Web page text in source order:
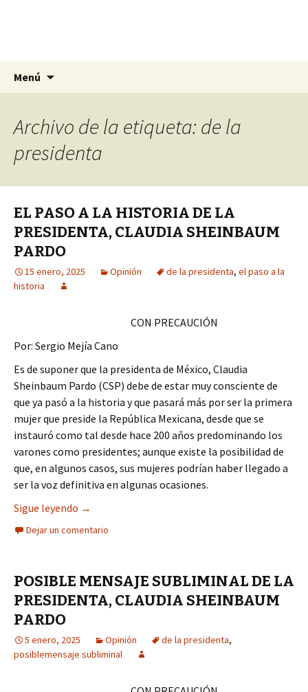
La Yunta de Tepic
La nueva opción en información
Menú
Archivo de la etiqueta: de la
presidenta
EL PASO A LA HISTORIA DE LA
PRESIDENTA, CLAUDIA SHEINBAUM
PARDO
15 enero, 2025 Opinión de la presidenta, el paso a la
historia
CON PRECAUCIÓN
Por: Sergio Mejía Cano
Es de suponer que la presidenta de México, Claudia
Sheinbaum Pardo (CSP) debe de estar muy consciente de
que ya pasó a la historia y que pasará más por ser la primera
mujer que preside la República Mexicana, desde que se
instauró como tal desde hace 200 años predominando los
varones como presidentes; aunque existe la posibilidad de
que, en algunos casos, sus mujeres podrían haber llegado a
ser la voz definitiva en algunas ocasiones.
Sigue leyendo EL PASO A LA HISTORIA DE LA PRESIDENTA,
→
Dejar un comentario
POSIBLE MENSAJE SUBLIMINAL DE LA
PRESIDENTA, CLAUDIA SHEINBAUM
PARDO
5 enero, 2025 Opinión de la presidenta,
posiblemensaje subliminal